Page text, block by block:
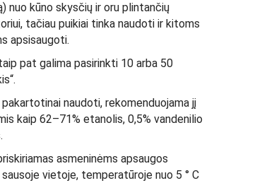
nuo kūno skysčių ir oru plintančių
tačiau puikiai tinka naudoti ir kitoms
apsisaugoti.
pat galima pasirinkti 10 arba 50
naudoti, rekomenduojama jį
kaip 62–71% etanolis, 0,5% vandenilio
asmeninėms apsaugos
vietoje, temperatūroje nuo 5 ° C